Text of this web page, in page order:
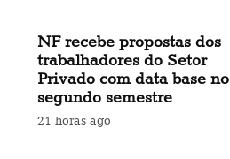
NF recebe propostas dos
trabalhadores do Setor
Privado com data base no
segundo semestre
21 horas ago